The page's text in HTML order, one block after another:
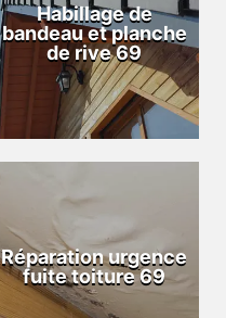
Habillage de
bandeau et planche
de rive 69
Réparation urgence
fuite toiture 69